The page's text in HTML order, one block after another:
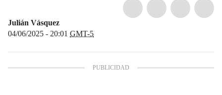
Julián Vásquez
04/06/2025 - 20:01 GMT-5